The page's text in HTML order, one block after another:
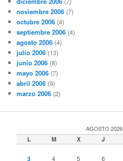
noviembre 2006 (7)
octubre 2006 (4)
septiembre 2006 (4)
agosto 2006 (4)
julio 2006 (13)
junio 2006 (8)
mayo 2006 (7)
abril 2006 (9)
marzo 2006 (2)
AGOSTO 2026
L M X J
3 4 5 6